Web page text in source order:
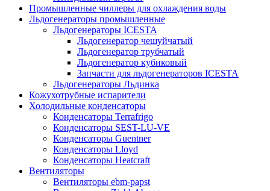
Промышленные чиллеры для охлаждения воды
Льдогенераторы промышленные
Льдогенераторы ICESTA
Льдогенератор чешуйчатый
Льдогенератор трубчатый
Льдогенератор кубиковый
Запчасти для льдогенераторов ICESTA
Льдогенераторы Льдинка
Кожухотрубные испарители
Холодильные конденсаторы
Конденсаторы Terrafrigo
Конденсаторы SEST-LU-VE
Конденсаторы Guentner
Конденсаторы Lloyd
Конденсаторы Heatcraft
Вентиляторы
Вентиляторы ebm-papst